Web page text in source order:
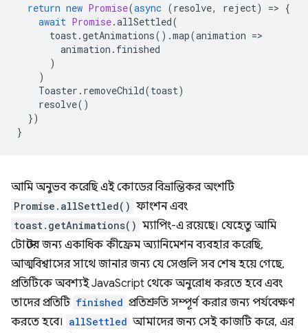
return new Promise(async (resolve, reject) => {
await Promise.allSettled(
toast.getAnimations().map(animation =>
animation . finished
)
)
Toaster . removeChild(toast)
resolve()
})
}
আমি অনুভব করেছি এই কোডের বিভ্রান্তিকর অংশটি
Promise.allSettled() ফাংশন এবং
toast.getAnimations() ম্যাপিং-এ রয়েছে। যেহেতু আমি
টোস্টের জন্য একাধিক কীফ্রেম অ্যানিমেশন ব্যবহার করেছি,
আত্মবিশ্বাসের সাথে জানার জন্য যে সেগুলি সব শেষ হয়ে গেছে,
প্রতিটিকে অবশ্যই JavaScript থেকে অনুরোধ করতে হবে এবং
তাদের প্রতিটি finished প্রতিশ্রুতি সম্পূর্ণ করার জন্য পর্যবেক্ষণ
করতে হবে। allSettled আমাদের জন্য সেই কাজটি করে, এর